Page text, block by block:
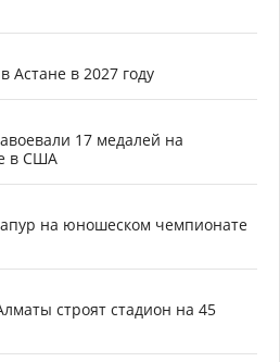
Астане в 2027 году
17 медалей на
в США
на юношеском чемпионате
строят стадион на 45